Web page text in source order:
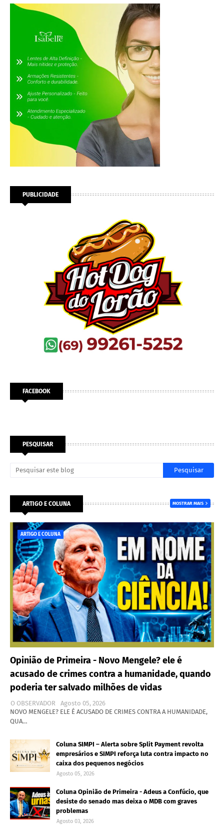
PUBLICIDADE
FACEBOOK
PESQUISAR
ARTIGO E COLUNA MOSTRAR MAIS
ARTIGO E COLUNA
Opinião de Primeira - Novo Mengele? ele é
acusado de crimes contra a humanidade, quando
poderia ter salvado milhões de vidas
O OBSERVADOR
Agosto 05, 2026
NOVO MENGELE? ELE É ACUSADO DE CRIMES CONTRA A HUMANIDADE,
QUA…
Coluna SIMPI – Alerta sobre Split Payment revolta
empresários e SIMPI reforça luta contra impacto no
caixa dos pequenos negócios
Agosto 05, 2026
Coluna Opinião de Primeira - Adeus a Confúcio, que
desiste do senado mas deixa o MDB com graves
problemas
Agosto 03, 2026